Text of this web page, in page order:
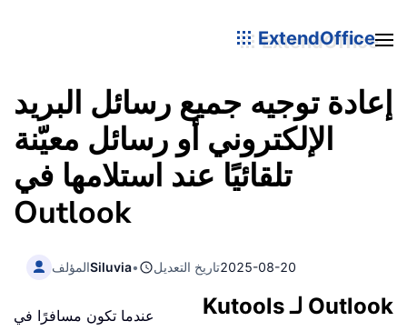
ExtendOffice
إعادة توجيه جميع رسائل البريد
الإلكتروني أو رسائل معيّنة
تلقائيًا عند استلامها في
Outlook
المؤلفSiluvia• تاريخ التعديل2025-08-20
Kutools لـ Outlook
عندما تكون مسافرًا في